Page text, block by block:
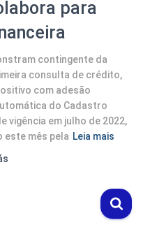
para
contingente da
consulta de crédito,
com adesão
do Cadastro
vigência em julho de 2022,
este mês pela Leia mais